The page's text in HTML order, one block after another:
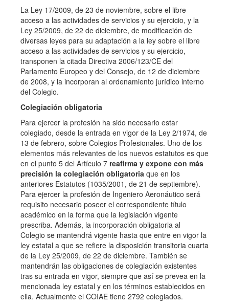
La Ley 17/2009, de 23 de noviembre, sobre el libre
acceso a las actividades de servicios y su ejercicio, y la
Ley 25/2009, de 22 de diciembre, de modificación de
diversas leyes para su adaptación a la ley sobre el libre
acceso a las actividades de servicios y su ejercicio,
transponen la citada Directiva 2006/123/CE del
Parlamento Europeo y del Consejo, de 12 de diciembre
de 2008, y la incorporan al ordenamiento jurídico interno
del Colegio.
Colegiación obligatoria
Para ejercer la profesión ha sido necesario estar
colegiado, desde la entrada en vigor de la Ley 2/1974, de
13 de febrero, sobre Colegios Profesionales. Uno de los
elementos más relevantes de los nuevos estatutos es que
en el punto 5 del Artículo 7 reafirma y expone con más
precisión la colegiación obligatoria que en los
anteriores Estatutos (1035/2001, de 21 de septiembre).
Para ejercer la profesión de Ingeniero Aeronáutico será
requisito necesario poseer el correspondiente título
académico en la forma que la legislación vigente
prescriba. Además, la incorporación obligatoria al
Colegio se mantendrá vigente hasta que entre en vigor la
ley estatal a que se refiere la disposición transitoria cuarta
de la Ley 25/2009, de 22 de diciembre. También se
mantendrán las obligaciones de colegiación existentes
tras su entrada en vigor, siempre que así se prevea en la
mencionada ley estatal y en los términos establecidos en
ella. Actualmente el COIAE tiene 2792 colegiados.